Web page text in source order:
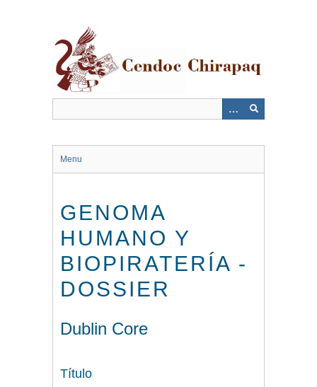
Menu
GENOMA
HUMANO Y
BIOPIRATERÍA -
DOSSIER
Dublin Core
Título